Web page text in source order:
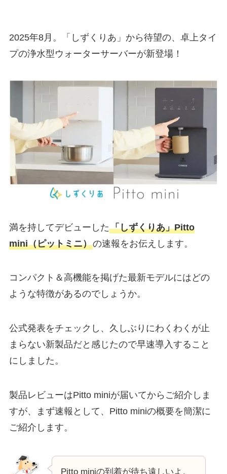
2025年8月。「しずくりあ」から待望の、卓上タイ
プの浄水型ウォーターサーバーが新登場！
満を持してデビューした「しずくりあ」Pitto
mini（ピットミニ）の速報をお伝えします。
コンパクト＆高機能を掲げた最新モデルにはどの
ような特徴があるのでしょうか。
公式発表をチェックし、久しぶりにわくわくが止
まらない新製品だと感じたので早速導入すること
にしました。
製品レビューはPitto miniが届いてからご紹介しま
すが、まず速報として、Pitto miniの概要を簡潔に
ご紹介します。
Pitto miniの到着が待ち遠しいよ。